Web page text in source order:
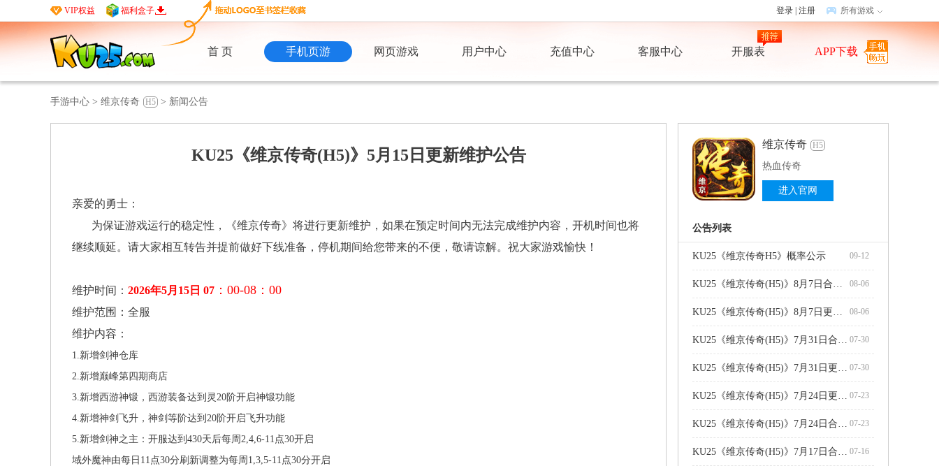
VIP权益 福利盒子 登录 注册 所有游戏
首 页 手机页游 网页游戏 用户中心 充值中心 客服中心 开服表 APP下载
手游中心 > 维京传奇 H5 > 新闻公告
KU25《维京传奇(H5)》5月15日更新维护公告
亲爱的勇士：
为保证游戏运行的稳定性，《维京传奇》将进行更新维护，如果在预定时间内无法完成维护内容，开机时间也将
继续顺延。请大家相互转告并提前做好下线准备，停机期间给您带来的不便，敬请谅解。祝大家游戏愉快！
维护时间： 2026年5月15日 07 ：00-08：00
维护范围：全服
维护内容：
1.新增剑神仓库
2.新增巅峰第四期商店
3.新增西游神锻，西游装备达到灵20阶开启神锻功能
4.新增神剑飞升，神剑等阶达到20阶开启飞升功能
5.新增剑神之主：开服达到430天后每周2,4,6-11点30开启
域外魔神由每日11点30分刷新调整为每周1,3,5-11点30分开启
维京传奇 H5
热血传奇
进入官网
公告列表
KU25《维京传奇H5》概率公示 09-12
KU25《维京传奇(H5)》8月7日合服公告 08-06
KU25《维京传奇(H5)》8月7日更新维护公告 08-06
KU25《维京传奇(H5)》7月31日合服公告 07-30
KU25《维京传奇(H5)》7月31日更新维护公告 07-30
KU25《维京传奇(H5)》7月24日更新维护公告 07-23
KU25《维京传奇(H5)》7月24日合服公告 07-23
KU25《维京传奇(H5)》7月17日合服公告 07-16